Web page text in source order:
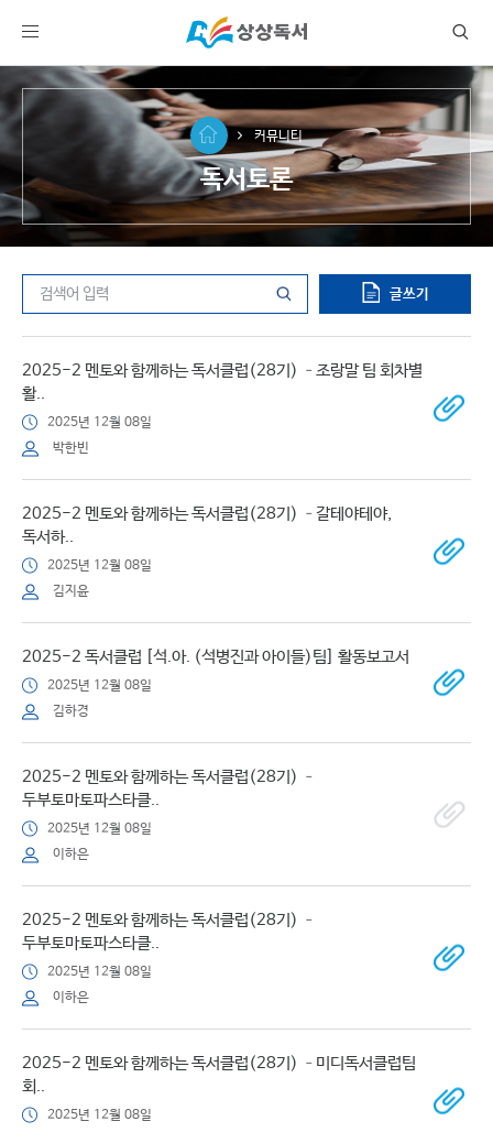
커뮤니티
독서토론
글쓰기
2025-2 멘토와 함께하는 독서클럽(28기) –조랑말 팀 회차별
활..
2025년 12월 08일
박한빈
2025-2 멘토와 함께하는 독서클럽(28기) –갈테야테야,
독서하..
2025년 12월 08일
김지윤
2025-2 독서클럽 [석.아. (석병진과 아이들)팀] 활동보고서
2025년 12월 08일
김하경
2025-2 멘토와 함께하는 독서클럽(28기) –
두부토마토파스타클..
2025년 12월 08일
이하은
2025-2 멘토와 함께하는 독서클럽(28기) –
두부토마토파스타클..
2025년 12월 08일
이하은
2025-2 멘토와 함께하는 독서클럽(28기) –미디독서클럽팀
회..
2025년 12월 08일